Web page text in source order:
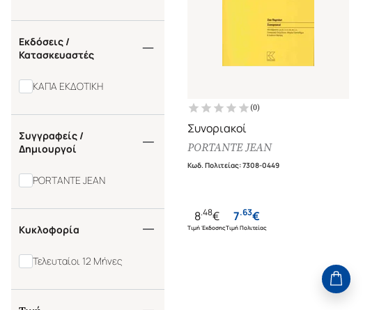
Εκδόσεις /
Κατασκευαστές
ΚΑΠΑ ΕΚΔΟΤΙΚΗ
Συγγραφείς /
Δημιουργοί
PORTANTE JEAN
Κυκλοφορία
Τελευταίοι 12 Μήνες
(0)
Συνοριακοί
PORTANTE JEAN
Κωδ. Πολιτείας:7308-0449
8.48€
Τιμή Έκδοσης
7.63€
Τιμή Πολιτείας